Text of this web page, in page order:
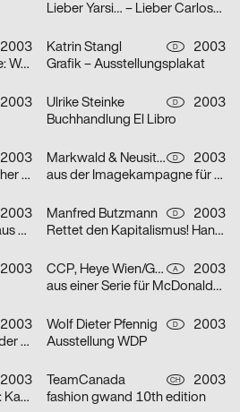
Lieber Yarsi… – Lieber Carlos… – Serie von zwei Plakaten
2003
Serie Ausstellungsplakate: Wolfgang Vetten – Jürgen Paas – Kunstauktion
Katrin Stangl D
2003
Grafik – Ausstellungsplakat
2003
Ulrike Steinke D
2003
Buchhandlung El Libro
2003
Biennale Venedig, Deutscher Pavillon
Markwald & Neusitzer D
2003
aus der Imagekampagne für die Deutsche Aidshilfe e.V.
2003
++41/1 Kulturelle Grafik aus Zürich
Manfred Butzmann D
2003
Rettet den Kapitalismus! Handelt jetzt!
2003
CCP, Heye Wien/GBK,Heye München A
2003
aus einer Serie für McDonalds Österreich (Gabeln)
2003
aus der Serie Architektur der Obdachlosigkeit: Motiv Citylight/Motiv Litfaßsäule
Wolf Dieter Pfennig D
2003
Ausstellung WDP
2003
Anstacheln, aus der Serie: Kammerspiele – typografische Themenplakate
TeamCanada CH
2003
fashion gwand 10th edition